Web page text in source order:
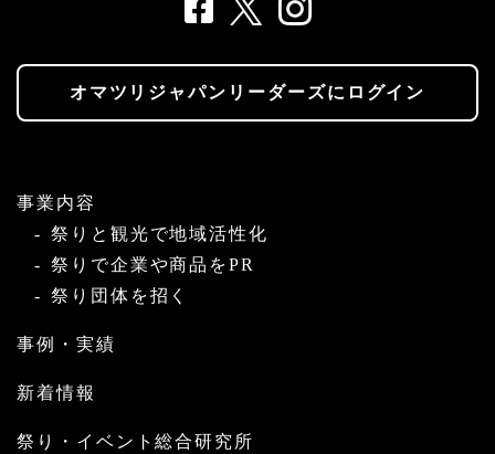
オマツリジャパンリーダーズにログイン
事業内容
祭りと観光で地域活性化
祭りで企業や商品をPR
祭り団体を招く
事例・実績
新着情報
祭り・イベント総合研究所